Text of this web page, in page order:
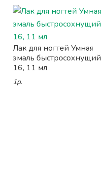
Лак для ногтей Умная
эмаль быстросохнущий
16, 11 мл
1р.